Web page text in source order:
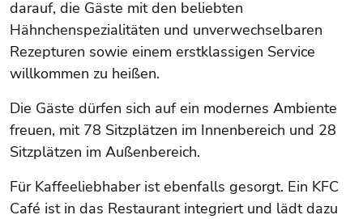
darauf, die Gäste mit den beliebten
Hähnchenspezialitäten und unverwechselbaren
Rezepturen sowie einem erstklassigen Service
willkommen zu heißen.
Die Gäste dürfen sich auf ein modernes Ambiente
freuen, mit 78 Sitzplätzen im Innenbereich und 28
Sitzplätzen im Außenbereich.
Für Kaffeeliebhaber ist ebenfalls gesorgt. Ein KFC
Café ist in das Restaurant integriert und lädt dazu